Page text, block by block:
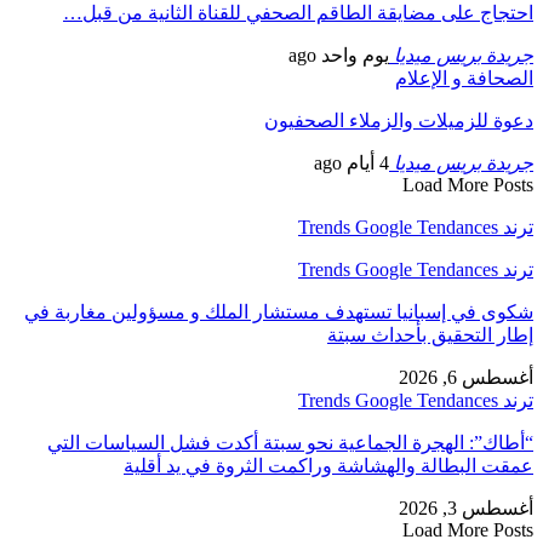
احتجاج على مضايقة الطاقم الصحفي للقناة الثانية من قبل…
جريدة بريس ميديا يوم واحد ago
الصحافة و الإعلام
دعوة للزميلات والزملاء الصحفيون
جريدة بريس ميديا 4 أيام ago
Load More Posts
ترند Trends Google Tendances
ترند Trends Google Tendances
شكوى في إسبانيا تستهدف مستشار الملك و مسؤولين مغاربة في
إطار التحقيق بأحداث سبتة
أغسطس 6, 2026
ترند Trends Google Tendances
“أطاك”: الهجرة الجماعية نحو سبتة أكدت فشل السياسات التي
عمقت البطالة والهشاشة وراكمت الثروة في يد أقلية
أغسطس 3, 2026
Load More Posts